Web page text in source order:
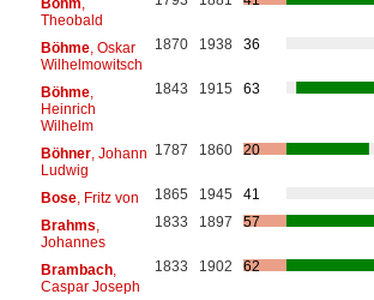
Theobald
Böhme, Oskar
Wilhelmowitsch
1870 1938 36
Böhme,
Heinrich
Wilhelm
1843 1915 63
Böhner, Johann
Ludwig
1787 1860 20
Bose, Fritz von 1865 1945
41
Brahms
Johannes
1833 1897 57
Brambach,
Caspar Joseph
1833 1902 62